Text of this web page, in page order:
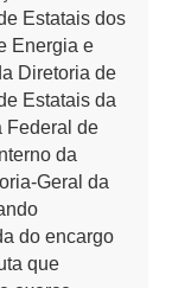
Estatais dos
Energia e
Diretoria de
Estatais da
Federal de
da
Geral da
do encargo
que